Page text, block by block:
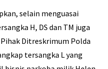
selain menguasai
H, DS dan TM juga
Ditreskrimum Polda
tersangka L yang